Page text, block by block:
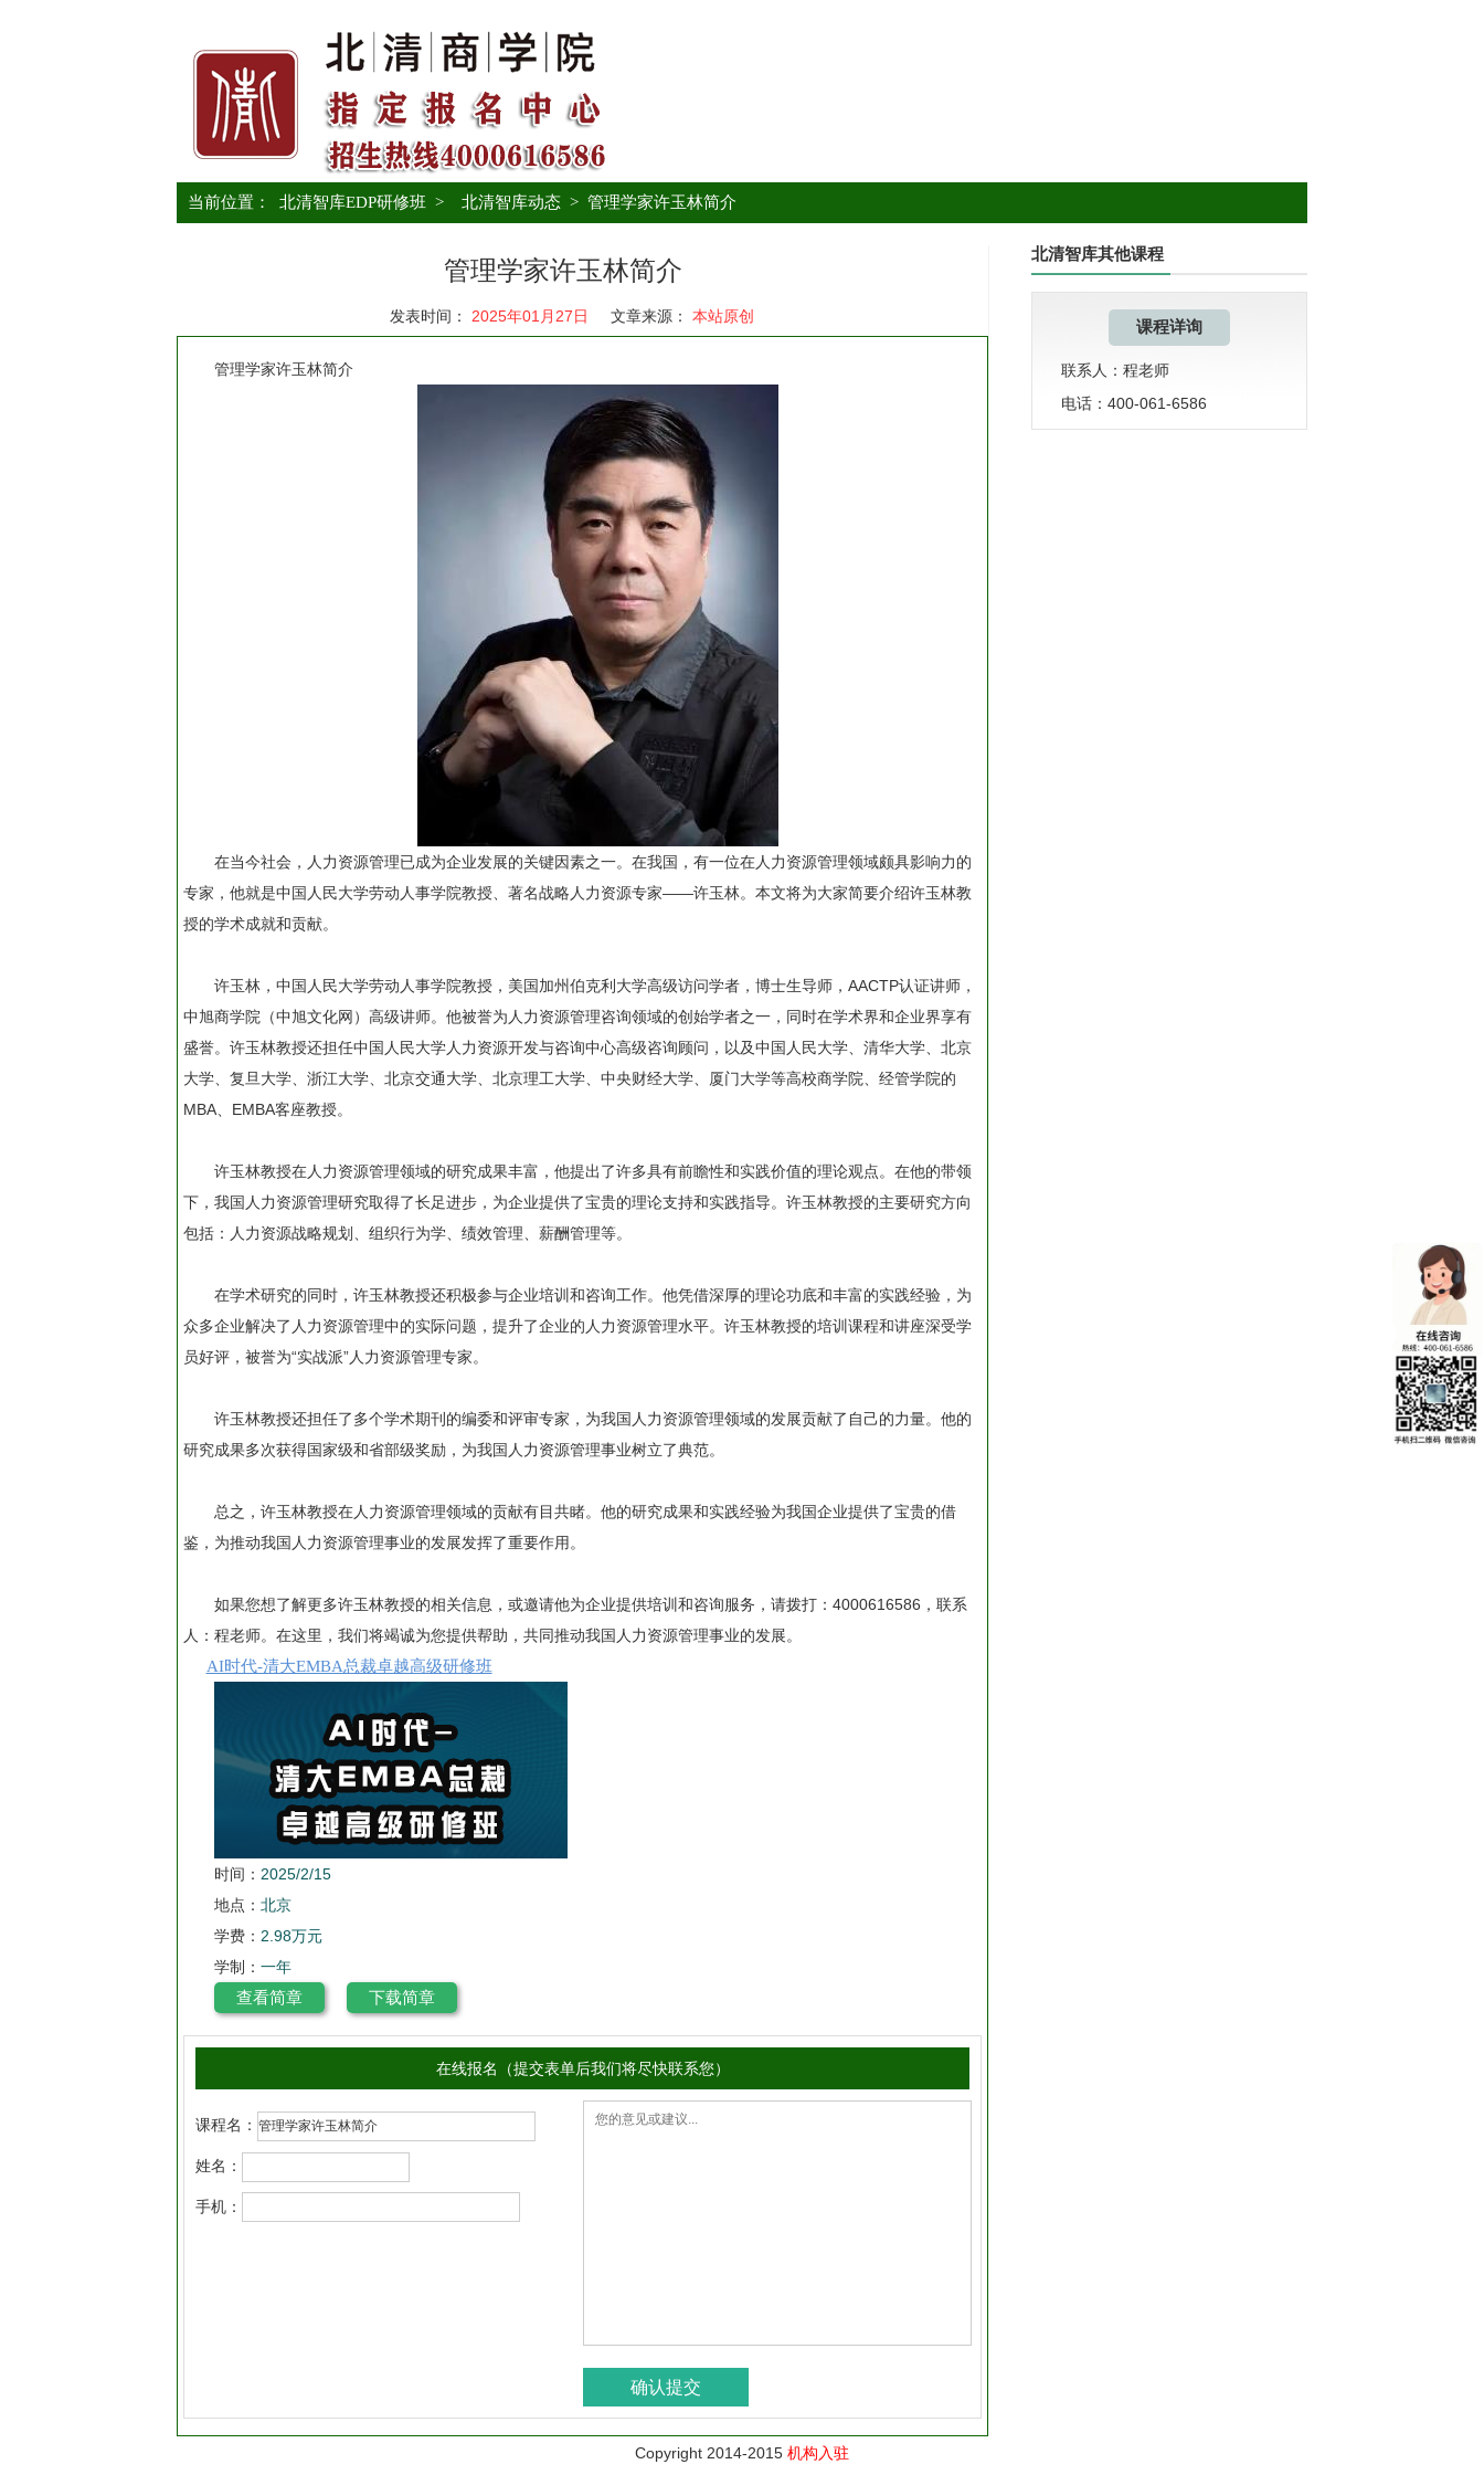
当前位置： 北清智库EDP研修班 > 北清智库动态 > 管理学家许玉林简介
管理学家许玉林简介
发表时间： 2025年01月27日 文章来源： 本站原创
管理学家许玉林简介
在当今社会，人力资源管理已成为企业发展的关键因素之一。在我国，有一位在人力资源管理领域颇具影响力的
专家，他就是中国人民大学劳动人事学院教授、著名战略人力资源专家——许玉林。本文将为大家简要介绍许玉林教
授的学术成就和贡献。
许玉林，中国人民大学劳动人事学院教授，美国加州伯克利大学高级访问学者，博士生导师，AACTP认证讲师，
中旭商学院（中旭文化网）高级讲师。他被誉为人力资源管理咨询领域的创始学者之一，同时在学术界和企业界享有
盛誉。许玉林教授还担任中国人民大学人力资源开发与咨询中心高级咨询顾问，以及中国人民大学、清华大学、北京
大学、复旦大学、浙江大学、北京交通大学、北京理工大学、中央财经大学、厦门大学等高校商学院、经管学院的
MBA、EMBA客座教授。
许玉林教授在人力资源管理领域的研究成果丰富，他提出了许多具有前瞻性和实践价值的理论观点。在他的带领
下，我国人力资源管理研究取得了长足进步，为企业提供了宝贵的理论支持和实践指导。许玉林教授的主要研究方向
包括：人力资源战略规划、组织行为学、绩效管理、薪酬管理等。
在学术研究的同时，许玉林教授还积极参与企业培训和咨询工作。他凭借深厚的理论功底和丰富的实践经验，为
众多企业解决了人力资源管理中的实际问题，提升了企业的人力资源管理水平。许玉林教授的培训课程和讲座深受学
员好评，被誉为“实战派”人力资源管理专家。
许玉林教授还担任了多个学术期刊的编委和评审专家，为我国人力资源管理领域的发展贡献了自己的力量。他的
研究成果多次获得国家级和省部级奖励，为我国人力资源管理事业树立了典范。
总之，许玉林教授在人力资源管理领域的贡献有目共睹。他的研究成果和实践经验为我国企业提供了宝贵的借
鉴，为推动我国人力资源管理事业的发展发挥了重要作用。
如果您想了解更多许玉林教授的相关信息，或邀请他为企业提供培训和咨询服务，请拨打：4000616586，联系
人：程老师。在这里，我们将竭诚为您提供帮助，共同推动我国人力资源管理事业的发展。
AI时代-清大EMBA总裁卓越高级研修班
时间： 2025/2/15
地点： 北京
学费： 2.98万元
学制： 一年
查看简章
下载简章
在线报名（提交表单后我们将尽快联系您）
课程名：
姓名：
手机：
北清智库其他课程
课程详询
联系人：程老师
电话：400-061-6586
Copyright 2014-2015 机构入驻